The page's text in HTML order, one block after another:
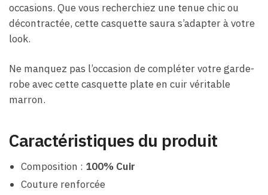
occasions. Que vous recherchiez une tenue chic ou
décontractée, cette casquette saura s’adapter à votre
look.
Ne manquez pas l’occasion de compléter votre garde-
robe avec cette casquette plate en cuir véritable
marron.
Caractéristiques du produit
Composition : 100% Cuir
Couture renforcée